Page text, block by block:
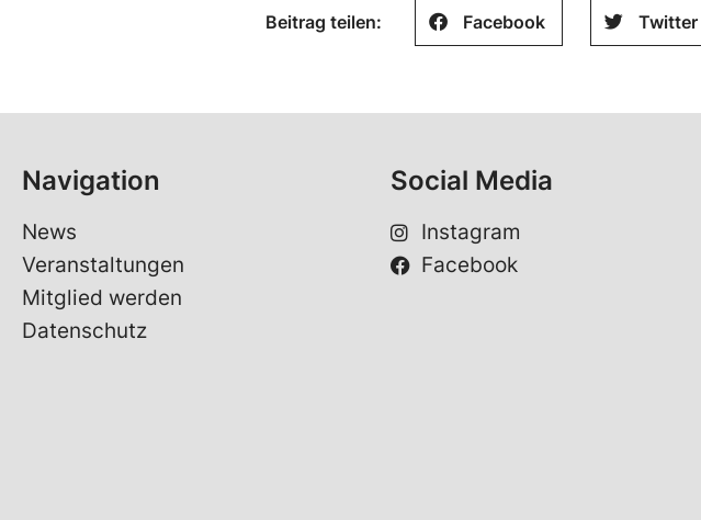
Beitrag teilen: Facebook Twitter
Navigation
News
Veranstaltungen
Mitglied werden
Datenschutz
Social Media
Instagram
Facebook